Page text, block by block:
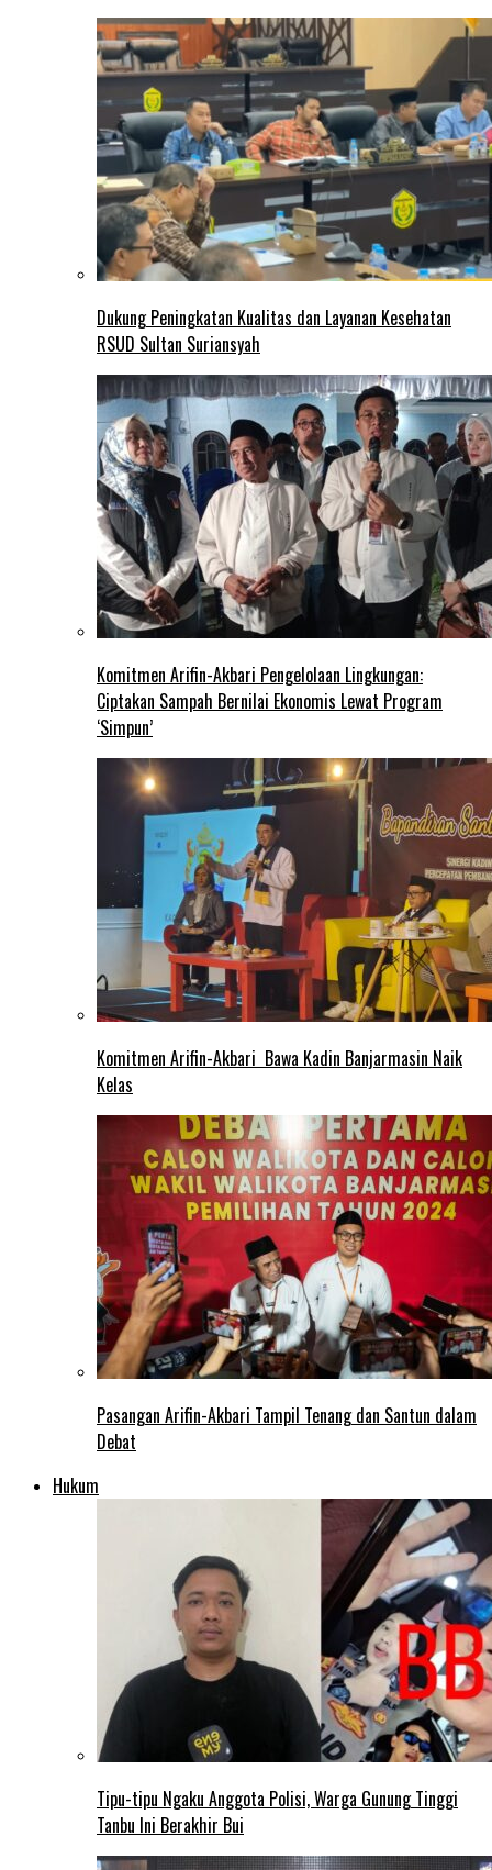
Dukung Peningkatan Kualitas dan Layanan Kesehatan
RSUD Sultan Suriansyah
Komitmen Arifin-Akbari Pengelolaan Lingkungan:
Ciptakan Sampah Bernilai Ekonomis Lewat Program
‘Simpun’
Komitmen Arifin-Akbari Bawa Kadin Banjarmasin Naik
Kelas
Pasangan Arifin-Akbari Tampil Tenang dan Santun dalam
Debat
Hukum
Tipu-tipu Ngaku Anggota Polisi, Warga Gunung Tinggi
Tanbu Ini Berakhir Bui